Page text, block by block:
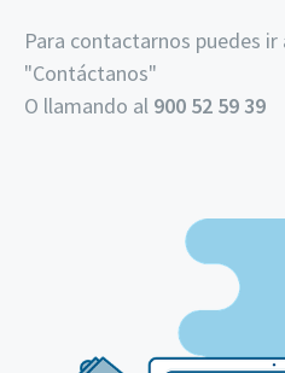
Para contactarnos puedes
"Contáctanos"
O llamando al 900 52 59 39